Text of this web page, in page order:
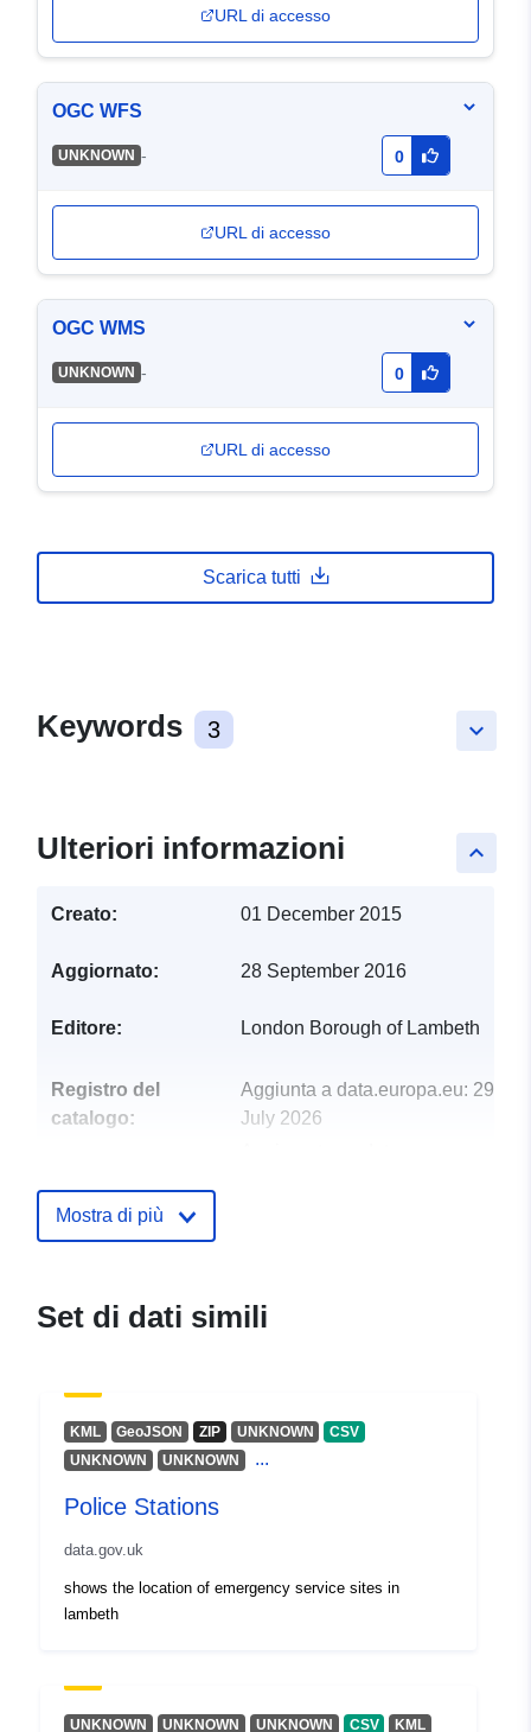
URL di accesso
OGC WFS
UNKNOWN - 0
URL di accesso
OGC WMS
UNKNOWN - 0
URL di accesso
Scarica tutti
keyboard_arrow_down
Keywords 3
keyboard_arrow_up
Ulteriori informazioni
Creato: 01 December 2015
Aggiornato: 28 September 2016
Editore: London Borough of Lambeth
Registro del
catalogo:
Aggiunta a data.europa.eu: 29
July 2026
uriRef:
Mostra di più
Set di dati simili
KML GeoJSON ZIP UNKNOWN
CSV
UNKNOWN
UNKNOWN ...
Police Stations
data.gov.uk
shows the location of emergency service sites in
lambeth
UNKNOWN UNKNOWN UNKNOWN CSV KML